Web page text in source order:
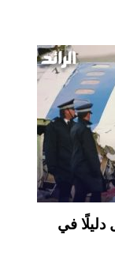
دليلًا في